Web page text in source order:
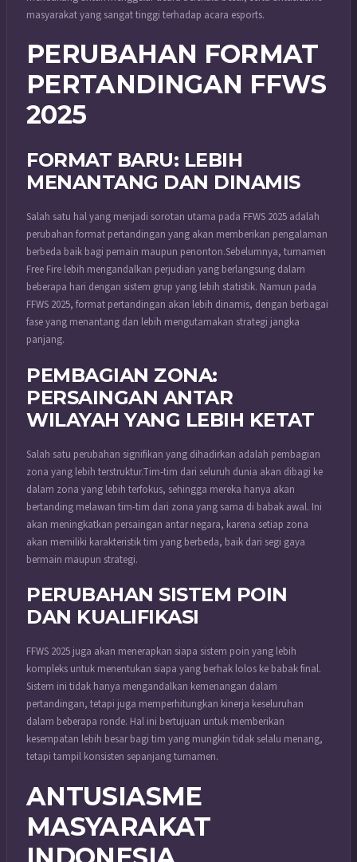
masyarakat yang sangat tinggi terhadap acara esports.
PERUBAHAN FORMAT
PERTANDINGAN FFWS
2025
FORMAT BARU: LEBIH
MENANTANG DAN DINAMIS
Salah satu hal yang menjadi sorotan utama pada FFWS 2025 adalah
perubahan format pertandingan yang akan memberikan pengalaman
berbeda baik bagi pemain maupun penonton.Sebelumnya, turnamen
Free Fire lebih mengandalkan perjudian yang berlangsung dalam
beberapa hari dengan sistem grup yang lebih statistik. Namun pada
FFWS 2025, format pertandingan akan lebih dinamis, dengan berbagai
fase yang menantang dan lebih mengutamakan strategi jangka
panjang.
PEMBAGIAN ZONA:
PERSAINGAN ANTAR
WILAYAH YANG LEBIH KETAT
Salah satu perubahan signifikan yang dihadirkan adalah pembagian
zona yang lebih terstruktur.Tim-tim dari seluruh dunia akan dibagi ke
dalam zona yang lebih terfokus, sehingga mereka hanya akan
bertanding melawan tim-tim dari zona yang sama di babak awal. Ini
akan meningkatkan persaingan antar negara, karena setiap zona
akan memiliki karakteristik tim yang berbeda, baik dari segi gaya
bermain maupun strategi.
PERUBAHAN SISTEM POIN
DAN KUALIFIKASI
FFWS 2025 juga akan menerapkan siapa sistem poin yang lebih
kompleks untuk menentukan siapa yang berhak lolos ke babak final.
Sistem ini tidak hanya mengandalkan kemenangan dalam
pertandingan, tetapi juga memperhitungkan kinerja keseluruhan
dalam beberapa ronde. Hal ini bertujuan untuk memberikan
kesempatan lebih besar bagi tim yang mungkin tidak selalu menang,
tetapi tampil konsisten sepanjang turnamen.
ANTUSIASME
MASYARAKAT